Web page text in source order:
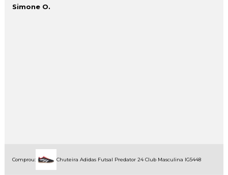
Simone O.
Comprou: Chuteira Adidas Futsal Predator 24 Club Masculina IG5448